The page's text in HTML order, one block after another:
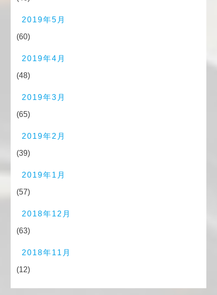
2019年5月
(60)
2019年4月
(48)
2019年3月
(65)
2019年2月
(39)
2019年1月
(57)
2018年12月
(63)
2018年11月
(12)